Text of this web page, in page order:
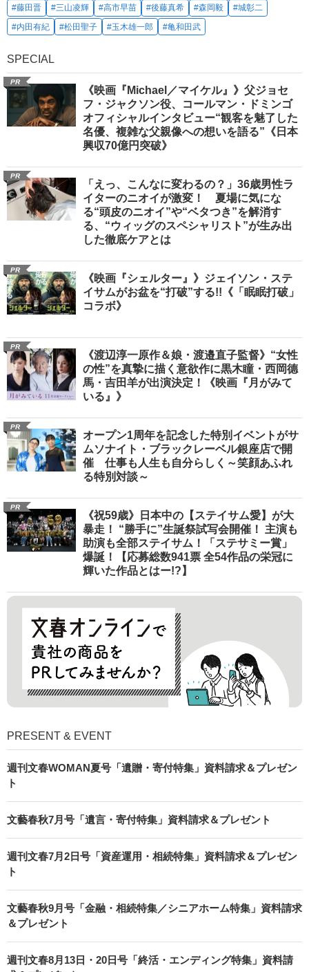
#藤田晋 #三山凌輝 #高市早苗 #後藤真希 #森岡毅
#城彰二
#内田有紀
#松田聖子 #玉木雄一郎 #亀和田武
SPECIAL
PR
《映画『Michael／マイケル』》父ジョセ
フ・ジャクソン役、コールマン・ドミンゴ
オフィシャルインタビュー“観客を魅了した
名優、複雑な父親像への想いを語る”《日本
興収70億円突破》
PR
「えっ、こんなに変わるの？」36歳男性ラ
イターのニオイが激変！ 夏場に気にな
る“頭皮のニオイ”や“ベタつき”を解消す
る、“ウィッグのスペシャリスト”が生み出
した徹底ケアとは
PR
《映画『シェルター』》ジェイソン・ステ
イサムがお盆を“打破”する!!《「眠眠打破」
コラボ》
PR
《渡辺淳一原作＆娘・渡邉直子監督》“女性
の性”を真摯に描く意欲作に黒木瞳・西岡德
馬・吉田羊が出演決定！《映画『月がみて
いる』》
PR
オープン1周年を記念した特別イベントがサ
ムソナイト・ブラックレーベル銀座店で開
催 仕事も人生も自分らしく～笑顔あふれ
る特別対談～
PR
《祝59歳》日本中の【ステイサム愛】が大
暴走！ “勝手に”生誕祭試写会開催！ 主演も
助演も全部ステイサム！「ステサミー賞」
爆誕！【応募総数941票 全54作品の栄冠に
輝いた作品とはー!?】
PRESENT & EVENT
週刊文春WOMAN夏号「遺贈・寄付特集」資料請求＆プレゼン
ト
文藝春秋7月号「遺言・寄付特集」資料請求＆プレゼント
週刊文春7月2日号「資産運用・相続特集」資料請求＆プレゼン
ト
文藝春秋9月号「金融・相続特集／シニアホーム特集」資料請求
＆プレゼント
週刊文春8月13日・20日号「終活・エンディング特集」資料請